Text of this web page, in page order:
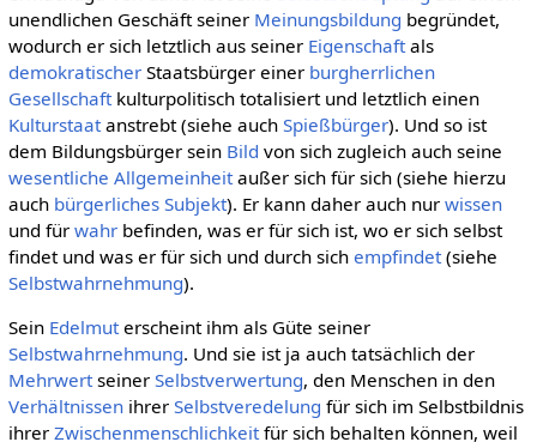
unendlichen Geschäft seiner Meinungsbildung begründet,
wodurch er sich letztlich aus seiner Eigenschaftals
demokratischerStaatsbürger einer burgherrlichen
Gesellschaftkulturpolitisch totalisiert und letztlich einen
Kulturstaatanstrebt (siehe auch Spießbürger). Und so ist
dem Bildungsbürger sein Bild von sich zugleich auch seine
wesentliche Allgemeinheitaußer sich für sich (siehe hierzu
auch bürgerliches Subjekt). Er kann daher auch nur wissen
und für wahrbefinden, was er für sich ist, wo er sich selbst
findet und was er für sich und durch sich empfindet(siehe
Selbstwahrnehmung).
Sein Edelmuterscheint ihm als Güte seiner
Selbstwahrnehmung. Und sie ist ja auch tatsächlich der
Mehrwertseiner Selbstverwertung, den Menschen in den
Verhältnissenihrer Selbstveredelung für sich im Selbstbildnis
ihrer Zwischenmenschlichkeitfür sich behalten können, weil